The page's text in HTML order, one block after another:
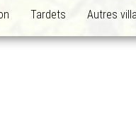
Tardets Autres